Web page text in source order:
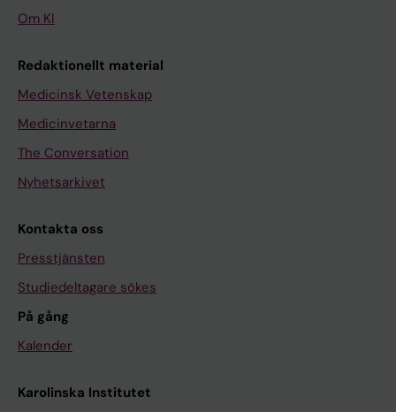
Om KI
Redaktionellt material
Medicinsk Vetenskap
Medicinvetarna
The Conversation
Nyhetsarkivet
Kontakta oss
Presstjänsten
Studiedeltagare sökes
På gång
Kalender
Karolinska Institutet